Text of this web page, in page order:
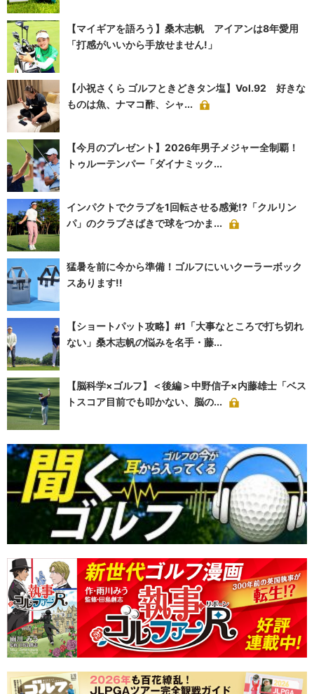
【マイギアを語ろう】桑木志帆 アイアンは8年愛用
「打感がいいから手放せません!」
【小祝さくら ゴルフときどきタン塩】Vol.92 好きな
ものは魚、ナマコ酢、シャ...
【今月のプレゼント】2026年男子メジャー全制覇！
トゥルーテンパー「ダイナミック...
インパクトでクラブを1回転させる感覚!?「クルリン
パ」のクラブさばきで球をつかま...
猛暑を前に今から準備！ゴルフにいいクーラーボック
スあります!!
【ショートパット攻略】#1「大事なところで打ち切れ
ない」桑木志帆の悩みを名手・藤...
【脳科学×ゴルフ】＜後編＞中野信子×内藤雄士「ベス
トスコア目前でも叩かない、脳の...